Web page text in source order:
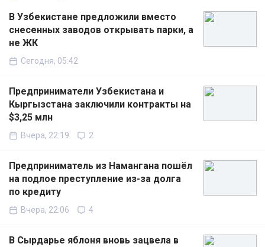
В Узбекистане предложили вместо
снесенных заводов открывать парки, а
не ЖК
Сегодня, 05:42
Предприниматели Узбекистана и
Кыргызстана заключили контракты на
$3,25 млн
Вчера, 22:19 2
Предприниматель из Намангана пошёл
на подлое преступление из-за долга
по кредиту
Вчера, 22:06 4
В Сырдарье яблоня вновь зацвела в